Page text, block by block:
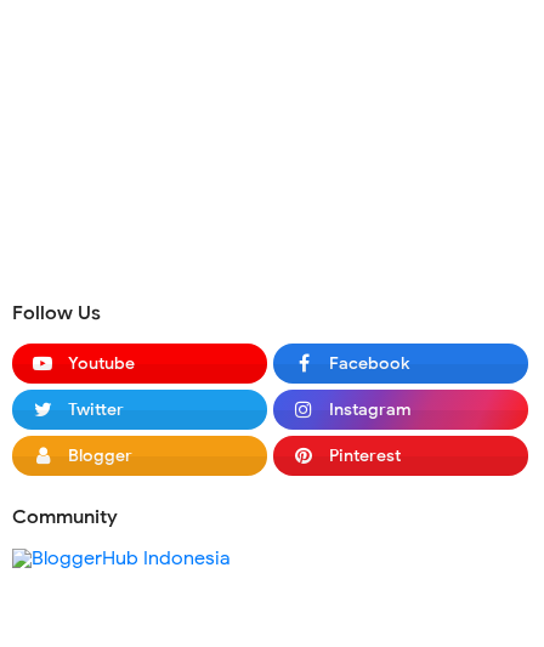
Follow Us
Youtube Facebook
Twitter Instagram
Blogger Pinterest
Community